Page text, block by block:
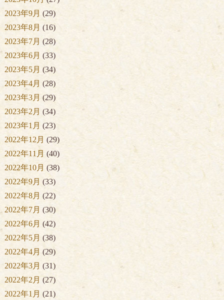
2023年9月 (29)
2023年8月 (16)
2023年7月 (28)
2023年6月 (33)
2023年5月 (34)
2023年4月 (28)
2023年3月 (29)
2023年2月 (34)
2023年1月 (23)
2022年12月 (29)
2022年11月 (40)
2022年10月 (38)
2022年9月 (33)
2022年8月 (22)
2022年7月 (30)
2022年6月 (42)
2022年5月 (38)
2022年4月 (29)
2022年3月 (31)
2022年2月 (27)
2022年1月 (21)